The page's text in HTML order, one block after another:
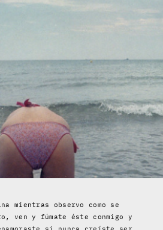
mientras observo como se
ven y fúmate éste conmigo y